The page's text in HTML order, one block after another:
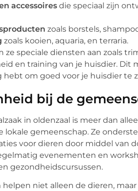
accessoires die speciaal zijn
zoals borstels,
zoals kooien, aquaria, en terraria.
ze speciale diensten aan zoals
en training van je huisdier. Dit
hebt om goed voor je huisdier te
bij de
in oldenzaal is meer dan
lokale gemeenschap. Ze
voor dieren door middel van
evenementen en
gezondheidscursussen.
niet alleen de dieren,